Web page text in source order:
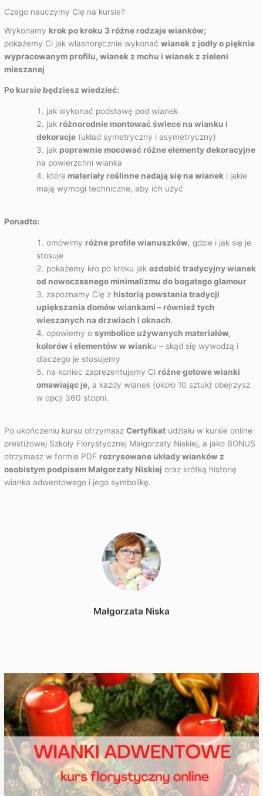
Czego nauczymy Cię na kursie?
Wykonamy krok po kroku 3 różne rodzaje wianków;
pokażemy Ci jak własnoręcznie wykonaćwianek z jodły o pięknie
wypracowanym profilu, wianek z mchu i wianek z zieleni
mieszanej
Po kursie będziesz wiedzieć:
jak wykonać podstawę pod wianek
jak różnorodnie montować świece na wianku i
dekoracje (układ symetryczny i asymetryczny)
jak poprawnie mocować różne elementy dekoracyjne
na powierzchni wianka
które materiały roślinne nadają się na wianek i jakie
mają wymogi techniczne, aby ich użyć
Ponadto:
omówimy różne profile wianuszków, gdzie i jak się je
stosuje
pokażemy kro po kroku jakozdobić tradycyjny wianek
od nowoczesnego minimalizmu do bogatego glamour
zapoznamy Cię z historią powstania tradycji
upiększania domów wiankami – również tych
wieszanych na drzwiach i oknach.
opowiemy osymbolice używanych materiałów,
kolorów i elementów w wianku – skąd się wywodzą i
dlaczego je stosujemy
na koniec zaprezentujemy Ci różne gotowe wianki
omawiając je, a każdy wianek (około 10 sztuk) obejrzysz
w opcji 360 stopni.
Po ukończeniu kursu otrzymaszCertyfikat udziału w kursie online
prestiżowej Szkoły Florystycznej Małgorzaty Niskiej, a jako BONUS
otrzymasz w formie PDF rozrysowane układy wianków z
osobistym podpisem Małgorzaty Niskiej oraz krótką historię
wianka adwentowego i jego symbolikę.
Małgorzata Niska